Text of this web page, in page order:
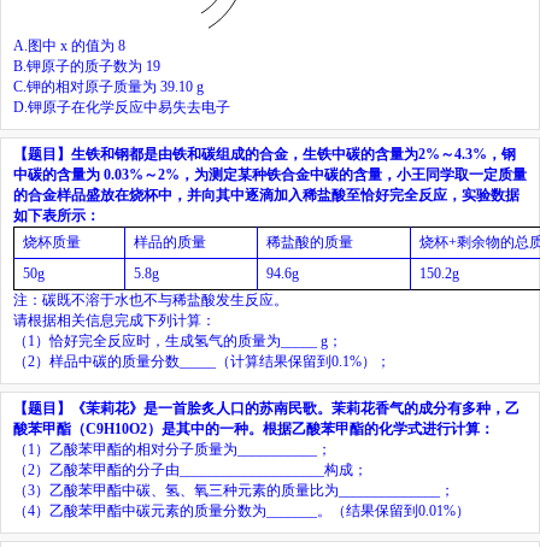
A. 图中 x 的值为 8
B. 钾原子的质子数为 19
C. 钾的相对原子质量为 39.10 g
D. 钾原子在化学反应中易失去电子
【题目】 生铁和钢都是由铁和碳组成的合金，生铁中碳的含量为2% ～4.3% ，钢
中碳的含量为 0.03% ～2% ，为测定某种铁合金中碳的含量，小王同学取一定质量
的合金样品盛放在烧杯中，并向其中逐滴加入稀盐酸至恰好完全反应，实验数据
如下表所示：
烧杯质量
样品的质量 稀盐酸的质量 烧杯+剩余物的总
50g
5.8g 94.6g
150.2g
注：碳既不溶于水也不与稀盐酸发生反应。
请根据相关信息完成下列计算：
（ 1 ）恰好完全反应时，生成氢气的质量为 g ；
（2）样品中碳的质量分数 （计算结果保留到0.1%）；
【题目】
《茉莉花》是一首脍炙人口的苏南民歌。茉莉花香气的成分有多种，乙
酸苯甲酯（C9H10O2）是其中的一种。根据乙酸苯甲酯的化学式进行计算：
（ 1 ）乙酸苯甲酯的相对分子质量为
；
（2）乙酸苯甲酯的分子由
构成；
（3）乙酸苯甲酯中碳、氢、氧三种元素的质量比为
；
（4）乙酸苯甲酯中碳元素的质量分数为 。（结果保留到0.01%）